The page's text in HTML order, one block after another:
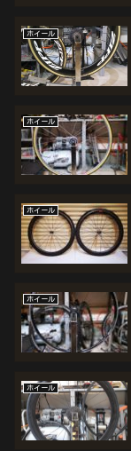
ホイール
ホイール
ホイール
ホイール
ホイール